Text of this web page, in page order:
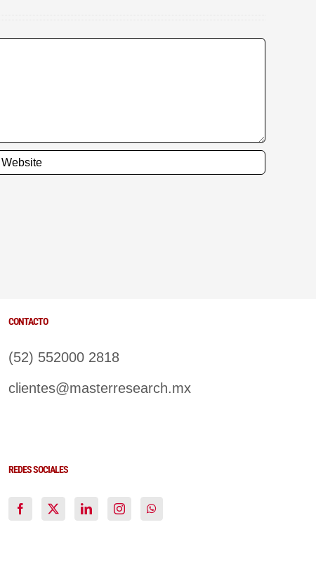
CONTACTO
(52) 552000 2818
clientes@masterresearch.mx
REDES SOCIALES